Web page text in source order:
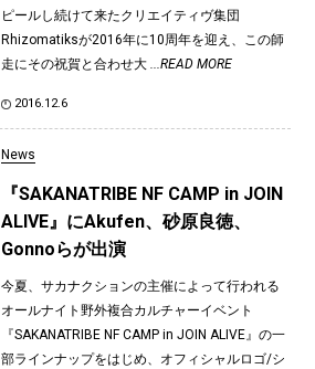
ピールし続けて来たクリエイティヴ集団
Rhizomatiksが2016年に10周年を迎え、この師
走にその祝賀と合わせ大
...READ MORE
2016.12.6
News
『SAKANATRIBE NF CAMP in JOIN
ALIVE』にAkufen、砂原良徳、
Gonnoらが出演
今夏、サカナクションの主催によって行われる
オールナイト野外複合カルチャーイベント
『SAKANATRIBE NF CAMP in JOIN ALIVE』の一
部ラインナップをはじめ、オフィシャルロゴ/シ